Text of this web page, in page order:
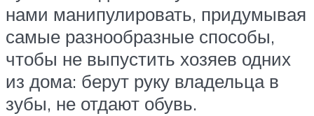
нами манипулировать, придумывая
самые разно­образные способы,
чтобы не выпустить хозяев одних
из дома: берут руку владельца в
зубы, не отдают обувь.